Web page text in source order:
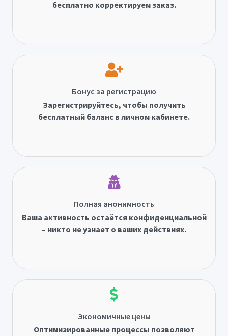
бесплатно корректируем заказ.
Бонус за регистрацию
Зарегистрируйтесь, чтобы получить
бесплатный баланс в личном кабинете.
Полная анонимность
Ваша активность остаётся конфиденциальной
– никто не узнает о ваших действиях.
Экономичные цены
Оптимизированные процессы позволяют